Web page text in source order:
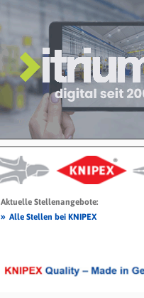
Aktuelle Stellenangebote:
» Alle Stellen bei KNIPEX